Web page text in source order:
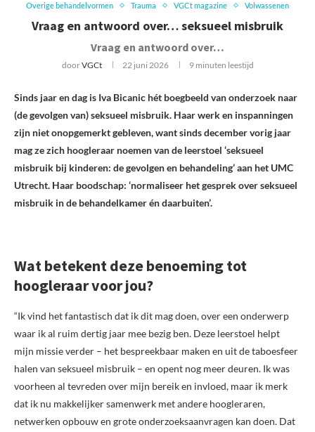
Overige behandelvormen
Trauma VGCt magazine Volwassenen
Vraag en antwoord over… seksueel misbruik
Vraag en antwoord over…
doorVGCt 22 juni 2026 9 minuten leestijd
Sinds jaar en dag is Iva Bicanic hét boegbeeld van onderzoek naar
(de gevolgen van) seksueel misbruik. Haar werk en inspanningen
zijn niet onopgemerkt gebleven, want sinds december vorig jaar
mag ze zich hoogleraar noemen van de leerstoel ‘seksueel
misbruik bij kinderen: de gevolgen en behandeling’ aan het UMC
Utrecht. Haar boodschap: ‘normaliseer het gesprek over seksueel
misbruik in de behandelkamer én daarbuiten’.
Wat betekent deze benoeming tot
hoogleraar voor jou?
“Ik vind het fantastisch dat ik dit mag doen, over een onderwerp
waar ik al ruim dertig jaar mee bezig ben. Deze leerstoel helpt
mijn missie verder – het bespreekbaar maken en uit de taboesfeer
halen van seksueel misbruik – en opent nog meer deuren. Ik was
voorheen al tevreden over mijn bereik en invloed, maar ik merk
dat ik nu makkelijker samenwerk met andere hoogleraren,
netwerken opbouw en grote onderzoeksaanvragen kan doen. Dat